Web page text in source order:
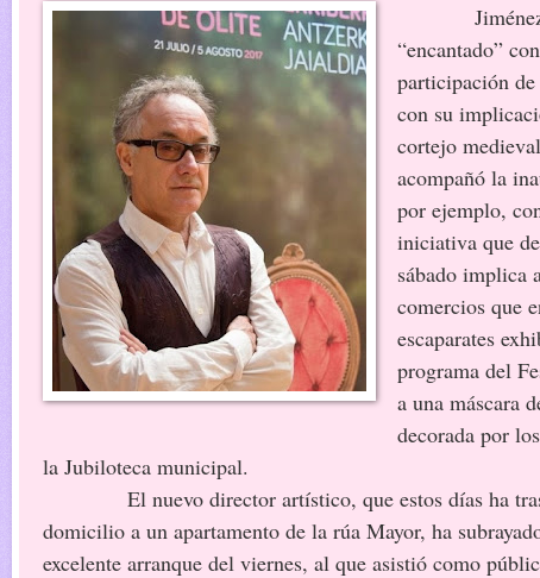
Jiménez
“encantado”
participación
con su
cortejo
acompañó la
por ejemplo,
iniciativa que
sábado implica
comercios que
escaparates
programa del
a una máscara
decorada por
la Jubiloteca municipal.
El nuevo director artístico, que estos días ha
domicilio a un apartamento de la rúa Mayor, ha
excelente arranque del viernes, al que asistió como